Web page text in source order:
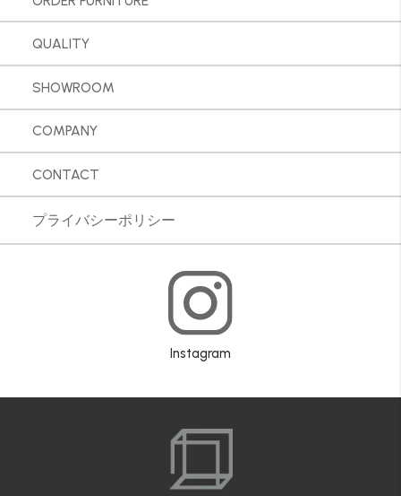
QUALITY
SHOWROOM
COMPANY
CONTACT
プライバシーポリシー
Instagram